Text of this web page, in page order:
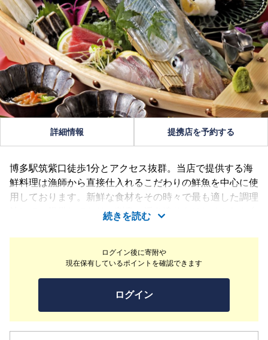
ログイン後に寄附や
現在保有しているポイントを確認できます
ログイン
詳細情報 提携店を予約する
博多駅筑紫口徒歩1分とアクセス抜群。当店で提供する海
鮮料理は漁師から直接仕入れるこだわりの鮮魚を中心に使
用しております。新鮮な食材をその時々で最も適した調理
法にてご提供しており、刺身・活き造りをはじめとした自
慢の海鮮料理を是非ご堪能下さい。また地酒の日本酒をは
じめ季節限定のお酒も取り揃えておりますのでお気軽にス
タッフへお声掛けください。
続きを読む